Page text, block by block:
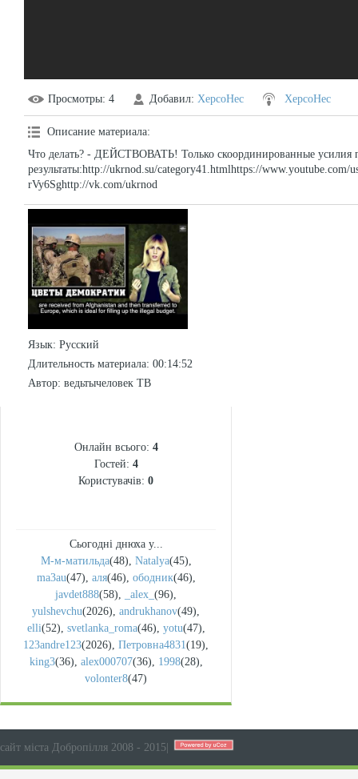
Просмотры: 4 Добавил: XepcoHec XepcoHec
Описание материала:
Что делать? - ДЕЙСТВОВАТЬ! Только скоординированные усилия
результаты:http://ukrnod.su/category41.htmlhttps://
rVy6Sghttp://vk.com/ukrnod
Язык: Русский
Длительность материала: 00:14:52
Автор: ведьтычеловек ТВ
Онлайн всього: 4
Гостей: 4
Користувачів: 0
Сьогодні днюха у...
М-м-матильда(48), Natalya(45),
ma3au(47), аля(46), ободник(46),
javdet888(58), _alex_ (96),
yulshevchu(2026), andrukhanov(49),
elli(52), svetlanka_roma(46), yotu(47),
123andre123(2026), Петровна4831(19),
king3(36), alex000707(36), 1998(28),
volonter8(47)
сайт міста Добропілля 2008 - 2015